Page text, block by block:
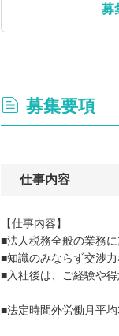
募
募集要項
仕事内容
【仕事内容】
■法人税務全般の業務
■知識のみならず交渉
■入社後は、ご経験や
■法定時間外労働月平